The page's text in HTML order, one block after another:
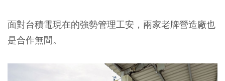
面對台積電現在的強勢管理工安，兩家老牌營造廠也
是合作無間。